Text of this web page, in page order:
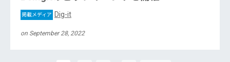
掲載メディア Dig-it
on September 28, 2022